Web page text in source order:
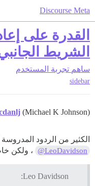
Discourse Meta
القدرة على
الشريط
ساهم تجربة المستخدم
sidebar
(Michael K Johnson)
الكثير من الردود
@LeoDavidson ، ولكن
Leo Davidson: